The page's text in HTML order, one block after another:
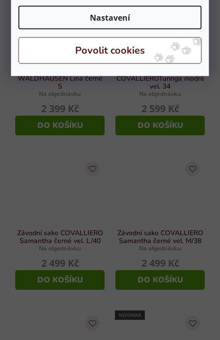
Nastavení
WALDHAUSEN Lina černé
S
Na objednávku
2 399 Kč
DO KOŠÍKU
COVALLIEROTuringa modré
vel. 34
Na objednávku
2 599 Kč
DO KOŠÍKU
Závodní sako COVALLIERO
Samantha černé vel. L/40
Na objednávku
2 499 Kč
DO KOŠÍKU
Závodní sako COVALLIERO
Samantha černé vel. M/38
Na objednávku
2 499 Kč
DO KOŠÍKU
NOVINKA